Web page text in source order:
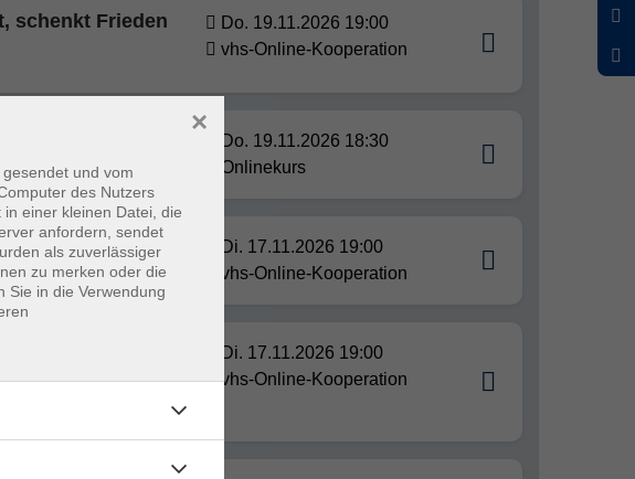
schenkt Frieden
Do. 19.11.2026 19:00
vhs-Online-Kooperation
Do. 19.11.2026 18:30
Onlinekurs
- online:
Di. 17.11.2026 19:00
vhs-Online-Kooperation
Di. 17.11.2026 19:00
vhs-Online-Kooperation
und vom
des Nutzers
einer kleinen Datei, die
anfordern, sendet
als zuverlässiger
zu merken oder die
Sie in die Verwendung
×